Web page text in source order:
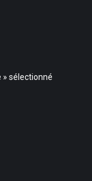
» sélectionné